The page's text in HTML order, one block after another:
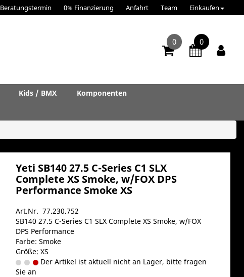
Beratungstermin 0% Finanzierung Anfahrt Team Einkaufen
0 0
Kids / BMX
Komponenten
Yeti SB140 27.5 C-Series C1 SLX
Complete XS Smoke, w/FOX DPS
Performance Smoke XS
Art.Nr. 77.230.752
SB140 27.5 C-Series C1 SLX Complete XS Smoke, w/FOX
DPS Performance
Farbe: Smoke
Größe: XS
Der Artikel ist aktuell nicht an Lager, bitte fragen
Sie an